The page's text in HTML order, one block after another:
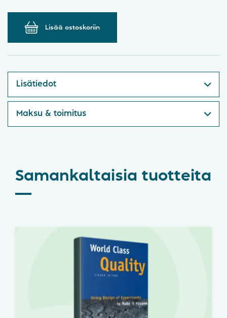
Lisää ostoskoriin
Lisätiedot
Maksu & toimitus
Samankaltaisia tuotteita